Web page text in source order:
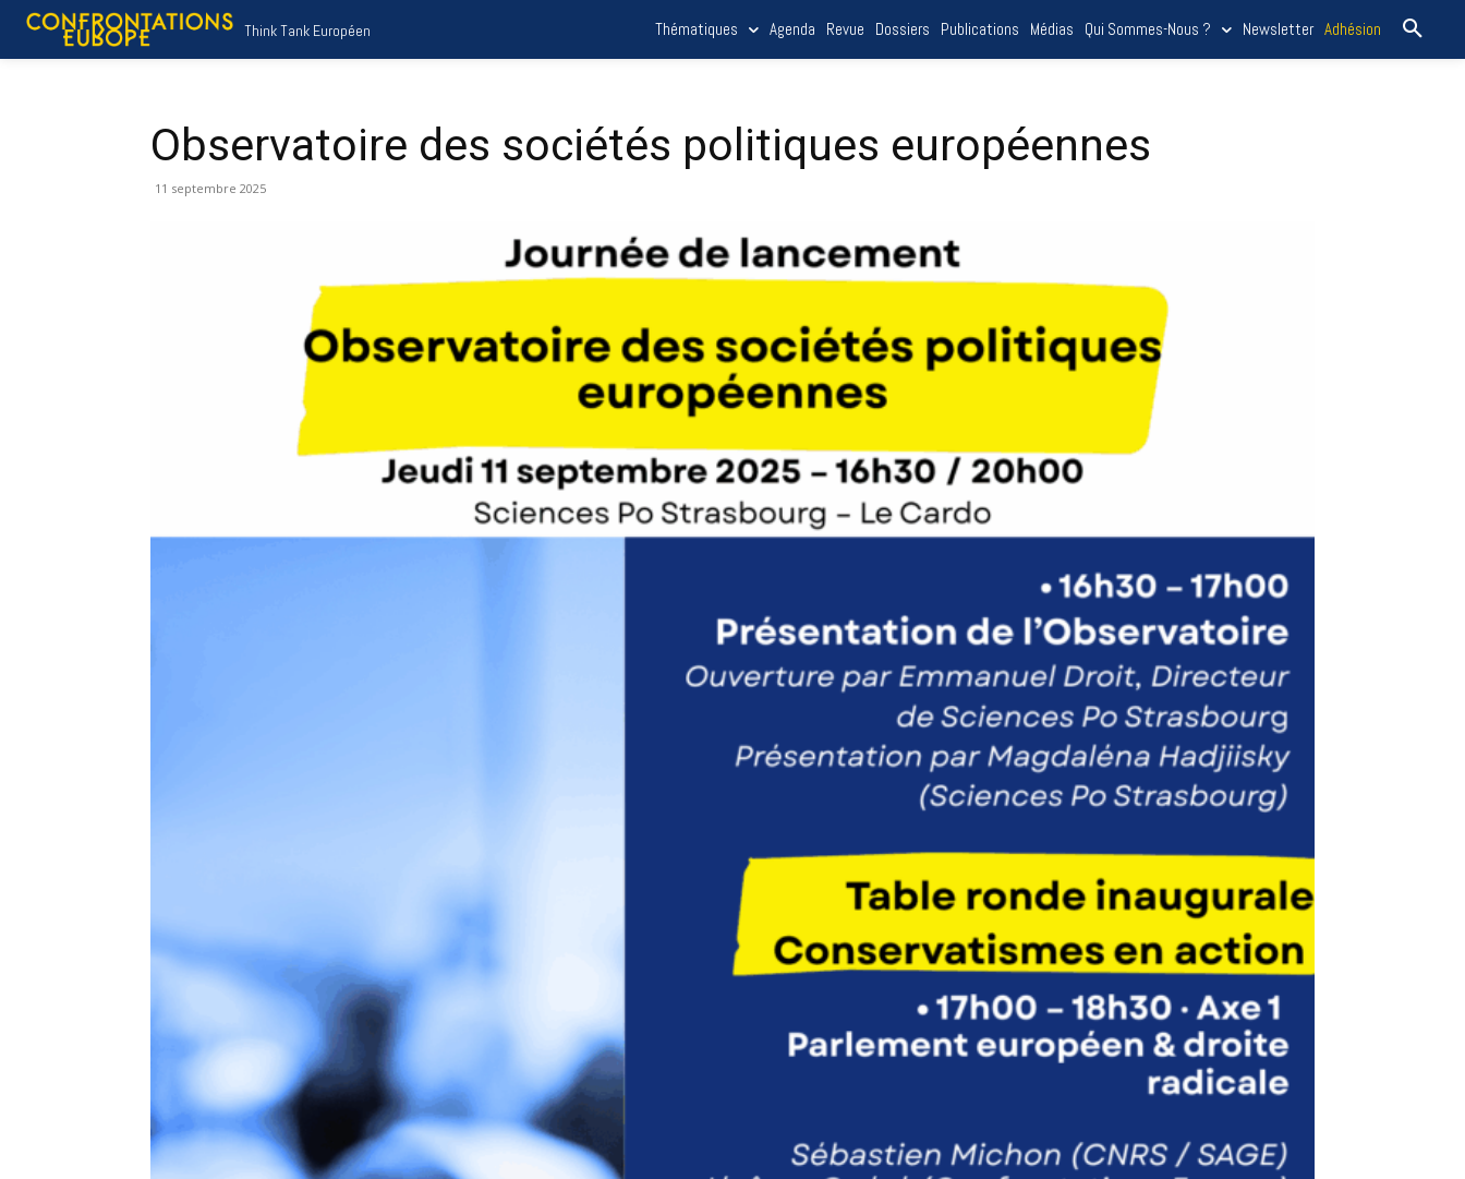
Think Tank Européen Thématiques Agenda Revue Dossiers Publications Médias Qui Sommes-Nous ? Newsletter Adhésion
Observatoire des sociétés politiques européennes
11 septembre 2025